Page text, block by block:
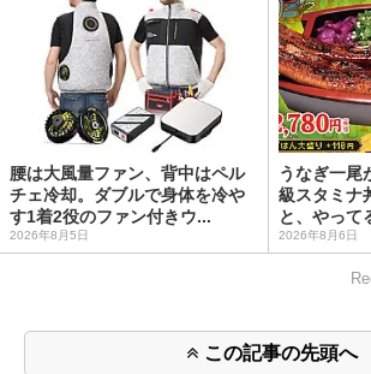
腰は大風量ファン、背中はペル
チェ冷却。ダブルで身体を冷や
す1着2役のファン付きウ...
2026年8月5日
うなぎ一尾
級スタミ
と、やって
2026年8月6日
この記事の先頭へ